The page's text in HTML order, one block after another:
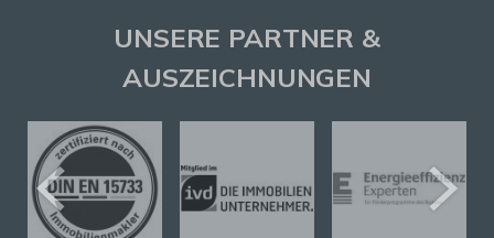
UNSERE PARTNER &
AUSZEICHNUNGEN